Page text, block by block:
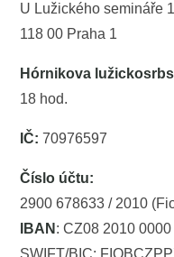
U Lužického semináře
118 00 Praha 1
Hórnikova
18 hod.
IČ: 70976597
Číslo účtu:
2900 678633 / 2010
IBAN : CZ08 2010